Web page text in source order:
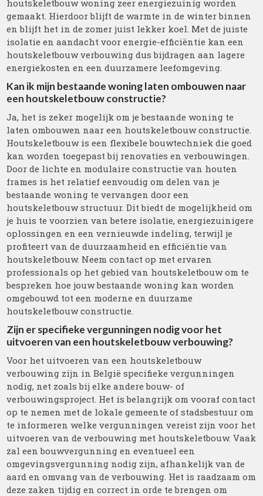
houtskeletbouw woning zeer energiezuinig worden
gemaakt. Hierdoor blijft de warmte in de winter binnen
en blijft het in de zomer juist lekker koel. Met de juiste
isolatie en aandacht voor energie-efficiëntie kan een
houtskeletbouw verbouwing dus bijdragen aan lagere
energiekosten en een duurzamere leefomgeving.
Kan ik mijn bestaande woning laten ombouwen naar
een houtskeletbouw constructie?
Ja, het is zeker mogelijk om je bestaande woning te
laten ombouwen naar een houtskeletbouw constructie.
Houtskeletbouw is een flexibele bouwtechniek die goed
kan worden toegepast bij renovaties en verbouwingen.
Door de lichte en modulaire constructie van houten
frames is het relatief eenvoudig om delen van je
bestaande woning te vervangen door een
houtskeletbouw structuur. Dit biedt de mogelijkheid om
je huis te voorzien van betere isolatie, energiezuinigere
oplossingen en een vernieuwde indeling, terwijl je
profiteert van de duurzaamheid en efficiëntie van
houtskeletbouw. Neem contact op met ervaren
professionals op het gebied van houtskeletbouw om te
bespreken hoe jouw bestaande woning kan worden
omgebouwd tot een moderne en duurzame
houtskeletbouw constructie.
Zijn er specifieke vergunningen nodig voor het
uitvoeren van een houtskeletbouw verbouwing?
Voor het uitvoeren van een houtskeletbouw
verbouwing zijn in België specifieke vergunningen
nodig, net zoals bij elke andere bouw- of
verbouwingsproject. Het is belangrijk om vooraf contact
op te nemen met de lokale gemeente of stadsbestuur om
te informeren welke vergunningen vereist zijn voor het
uitvoeren van de verbouwing met houtskeletbouw. Vaak
zal een bouwvergunning en eventueel een
omgevingsvergunning nodig zijn, afhankelijk van de
aard en omvang van de verbouwing. Het is raadzaam om
deze zaken tijdig en correct in orde te brengen om